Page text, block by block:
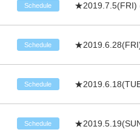
Schedule ★2019.7.5(FRI)
Schedule
Schedule
Schedule